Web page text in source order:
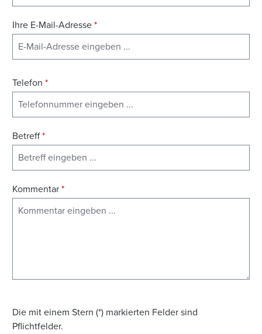
Ihre E-Mail-Adresse*
Telefon *
Betreff*
Kommentar*
Die mit einem Stern (*) markierten Felder sind
Pflichtfelder.